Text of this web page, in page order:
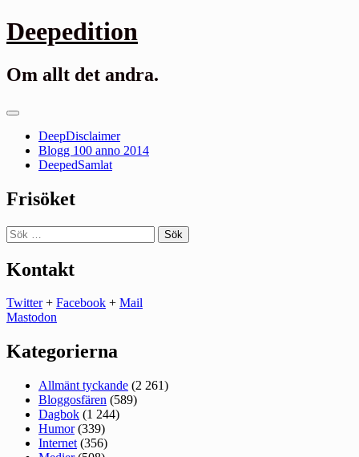
Gå
till
Deepedition
Om allt det andra.
Primär
DeepDisclaimer
Blogg 100 anno 2014
DeepedSamlat
Frisöket
Sök
efter:
Kontakt
Twitter+ Facebook + Mail
Mastodon
Kategorierna
Allmänt tyckande (2 261)
Bloggosfären (589)
Dagbok (1 244)
Humor(339)
Internet (356)